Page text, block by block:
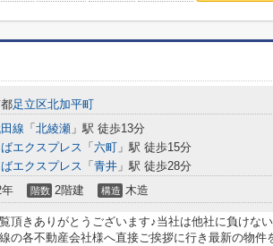
足立区北加平町
線 「 北綾瀬 」駅 徒歩13分
エクスプレス 「 六町 」駅 徒歩15分
エクスプレス 「 青井 」駅 徒歩28分
階数 2階建 構造 木造
頂きありがとうございます♪当社は他社に負けな
の各不動産会社様へ直接ご挨拶に行き最新の物件